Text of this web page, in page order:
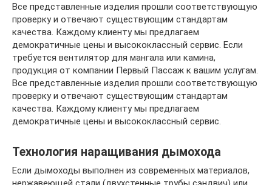
Все представленные изделия прошли соответствующую
проверку и отвечают существующим стандартам
качества. Каждому клиенту мы предлагаем
демократичные цены и высококлассный сервис. Если
требуется вентилятор для мангала или камина,
продукция от компании Первый Пассаж к вашим услугам.
Все представленные изделия прошли соответствующую
проверку и отвечают существующим стандартам
качества. Каждому клиенту мы предлагаем
демократичные цены и высококлассный сервис.
Технология наращивания дымохода
Если дымоходы выполнен из современных материалов,